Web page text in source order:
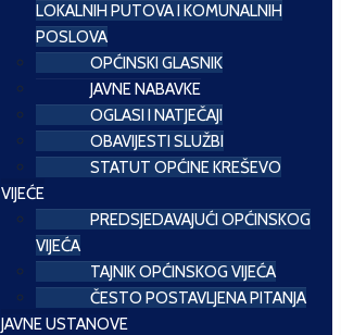
LOKALNIH PUTOVA I KOMUNALNIH
POSLOVA
OPĆINSKI GLASNIK
JAVNE NABAVKE
OGLASI I NATJEČAJI
OBAVIJESTI SLUŽBI
STATUT OPĆINE KREŠEVO
VIJEĆE
PREDSJEDAVAJUĆI OPĆINSKOG
VIJEĆA
TAJNIK OPĆINSKOG VIJEĆA
ČESTO POSTAVLJENA PITANJA
JAVNE USTANOVE